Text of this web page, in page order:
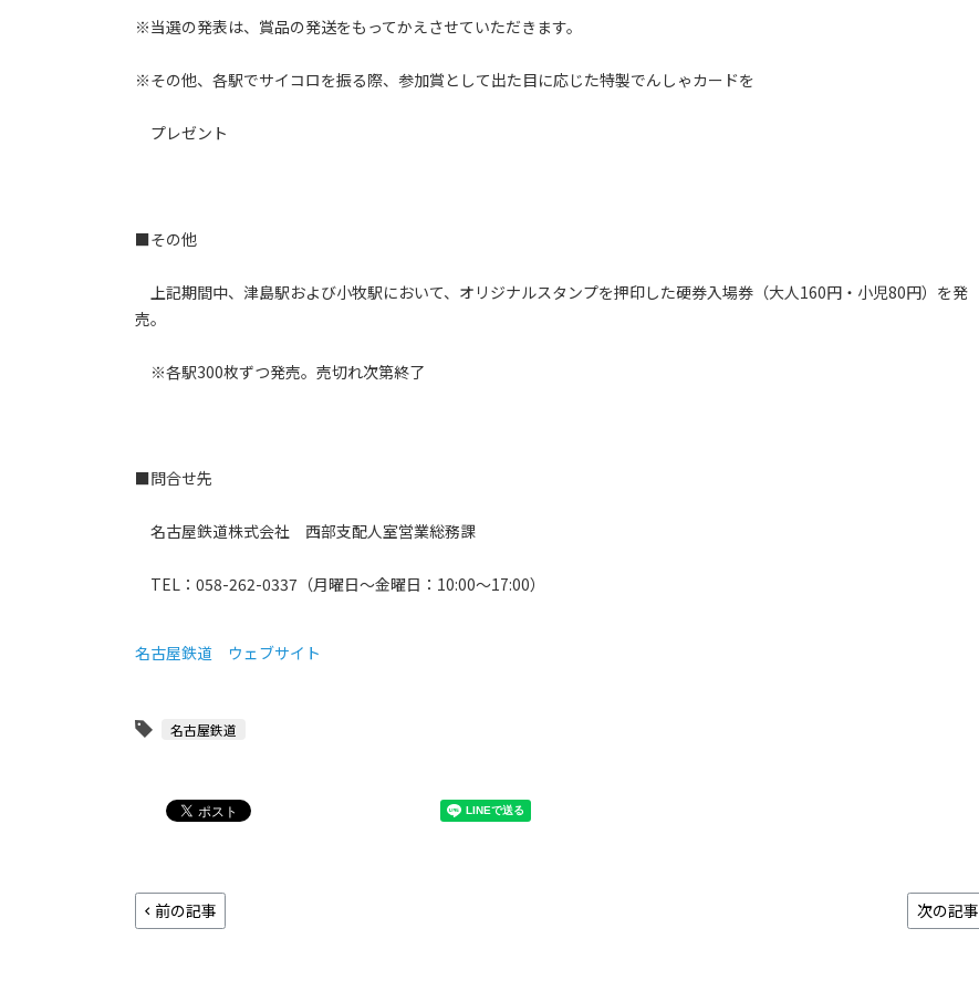
※当選の発表は、賞品の発送をもってかえさせていただきます。
※その他、各駅でサイコロを振る際、参加賞として出た目に応じた特製でんしゃカードを
プレゼント
■その他
上記期間中、津島駅および小牧駅において、オリジナルスタンプを押印した硬券入場券（大人160円・小児80円）を発
売。
※各駅300枚ずつ発売。売切れ次第終了
■問合せ先
名古屋鉄道株式会社 西部支配人室営業総務課
TEL：058-262-0337（月曜日～金曜日：10:00～17:00）
名古屋鉄道 ウェブサイト
名古屋鉄道
前の記事 次の記事